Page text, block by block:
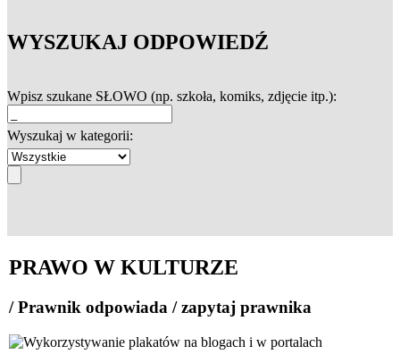
WYSZUKAJ ODPOWIEDŹ
Wpisz szukane SŁOWO (np. szkoła, komiks, zdjęcie itp.):
Wyszukaj w kategorii:
PRAWO W KULTURZE
/ Prawnik odpowiada / zapytaj prawnika